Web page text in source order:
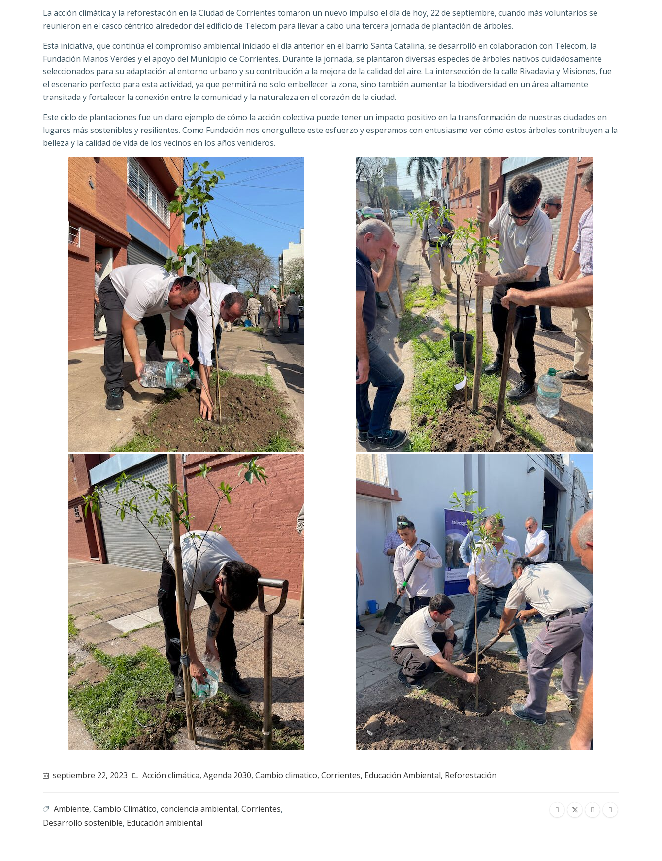
La acción climática y la reforestación en la Ciudad de Corrientes tomaron un nuevo impulso el día de hoy, 22 de septiembre, cuando más voluntarios se
reunieron en el casco céntrico alrededor del edificio de Telecom para llevar a cabo una tercera jornada de plantación de árboles.
Esta iniciativa, que continúa el compromiso ambiental iniciado el día anterior en el barrio Santa Catalina, se desarrolló en colaboración con Telecom, la
Fundación Manos Verdes y el apoyo del Municipio de Corrientes. Durante la jornada, se plantaron diversas especies de árboles nativos cuidadosamente
seleccionados para su adaptación al entorno urbano y su contribución a la mejora de la calidad del aire. La intersección de la calle Rivadavia y Misiones, fue
el escenario perfecto para esta actividad, ya que permitirá no solo embellecer la zona, sino también aumentar la biodiversidad en un área altamente
transitada y fortalecer la conexión entre la comunidad y la naturaleza en el corazón de la ciudad.
Este ciclo de plantaciones fue un claro ejemplo de cómo la acción colectiva puede tener un impacto positivo en la transformación de nuestras ciudades en
lugares más sostenibles y resilientes. Como Fundación nos enorgullece este esfuerzo y esperamos con entusiasmo ver cómo estos árboles contribuyen a la
belleza y la calidad de vida de los vecinos en los años venideros.
septiembre 22, 2023 Acción climática, Agenda 2030, Cambio climatico, Corrientes, Educación Ambiental, Reforestación
Ambiente, Cambio Climático, conciencia ambiental, Corrientes,
Desarrollo sostenible, Educación ambiental